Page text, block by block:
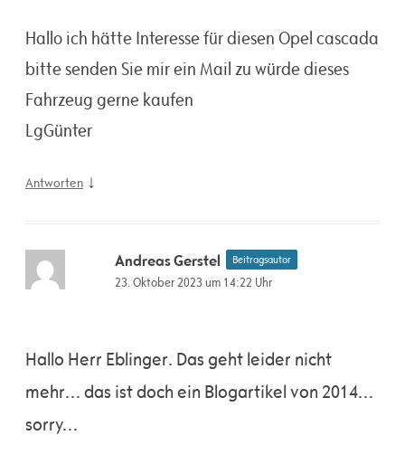
Hallo ich hätte Interesse für diesen Opel cascada
bitte senden Sie mir ein Mail zu würde dieses
Fahrzeug gerne kaufen
LgGünter
Antworten ↓
Andreas Gerstel Beitragsautor
23. Oktober 2023 um 14:22 Uhr
Hallo Herr Eblinger. Das geht leider nicht
mehr… das ist doch ein Blogartikel von 2014…
sorry…